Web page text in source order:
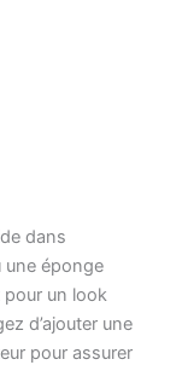
dans
une éponge
un look
d’ajouter une
pour assurer